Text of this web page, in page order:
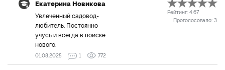
Екатерина Новикова
Увлеченный садовод-
любитель. Постоянно
учусь и всегда в поиске
нового.
Рейтинг: 4.67
Проголосовало: 3
01.08.2025 1 772